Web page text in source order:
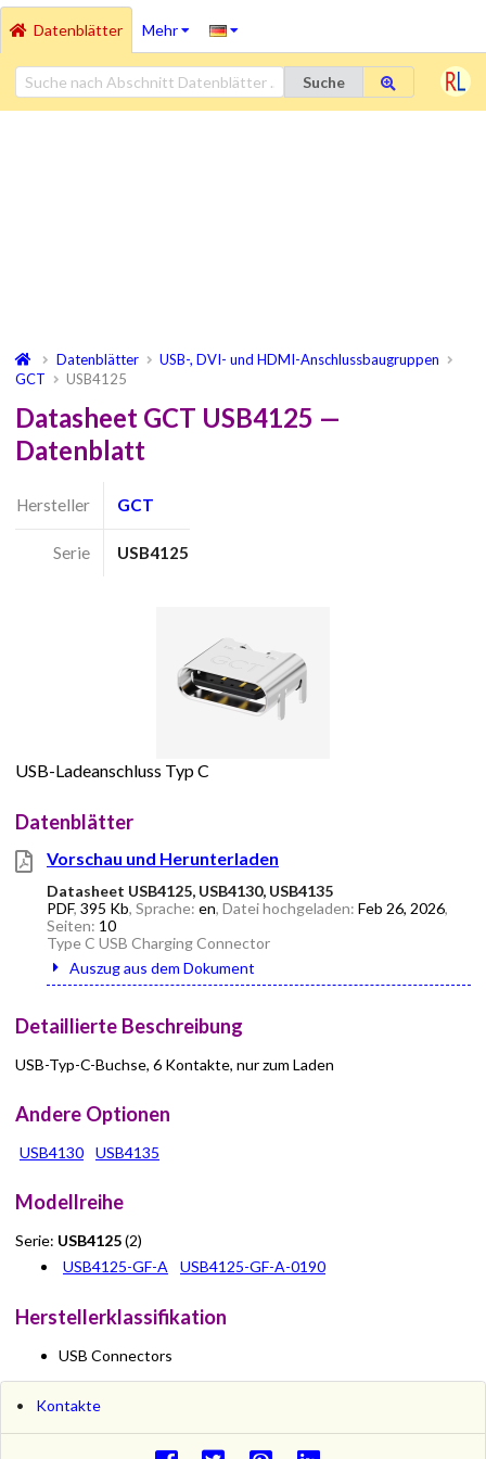
Datenblätter Mehr
Suche
Datenblätter
USB-, DVI- und HDMI-Anschlussbaugruppen
GCT
USB4125
Datasheet GCT USB4125 —
Datenblatt
Hersteller GCT
Serie USB4125
USB-Ladeanschluss Typ C
Datenblätter
Vorschau und Herunterladen
Datasheet USB4125, USB4130, USB4135
PDF, 395 Kb, Sprache: en, Datei hochgeladen: Feb 26, 2026,
Seiten: 10
Type C USB Charging Connector
Auszug aus dem Dokument
Detaillierte Beschreibung
USB-Typ-C-Buchse, 6 Kontakte, nur zum Laden
Andere Optionen
USB4130 USB4135
Modellreihe
Serie: USB4125(2)
USB4125-GF-A
USB4125-GF-A-0190
Herstellerklassifikation
USB Connectors
Kontakte